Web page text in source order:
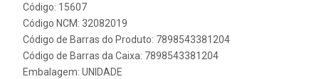
Código: 15607
Código NCM: 32082019
Código de Barras do Produto: 7898543381204
Código de Barras da Caixa: 7898543381204
Embalagem: UNIDADE